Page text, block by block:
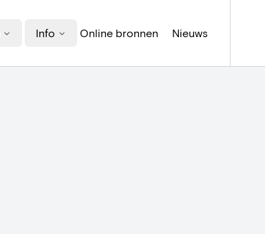
Info Online bronnen Nieuws